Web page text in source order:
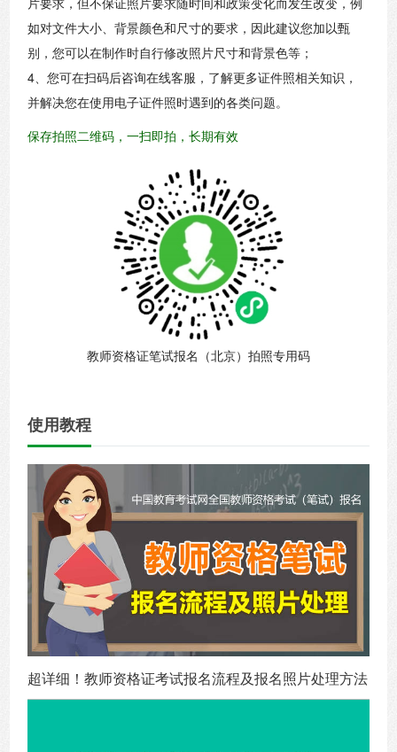
如对文件大小、背景颜色和尺寸的要求，因此建议您加以甄
别，您可以在制作时自行修改照片尺寸和背景色等；
4、您可在扫码后咨询在线客服，了解更多证件照相关知识，
并解决您在使用电子证件照时遇到的各类问题。
保存拍照二维码，一扫即拍，长期有效
教师资格证笔试报名（北京）拍照专用码
使用教程
超详细！教师资格证考试报名流程及报名照片处理方法